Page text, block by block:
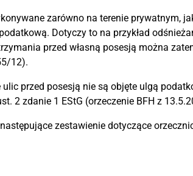
zarówno na terenie prywatnym,
Dotyczy to na przykład
przed własną posesją można
12).
przed posesją nie są objęte ulgą
2 zdanie 1 EStG (orzeczenie BFH z
zestawienie dotyczące